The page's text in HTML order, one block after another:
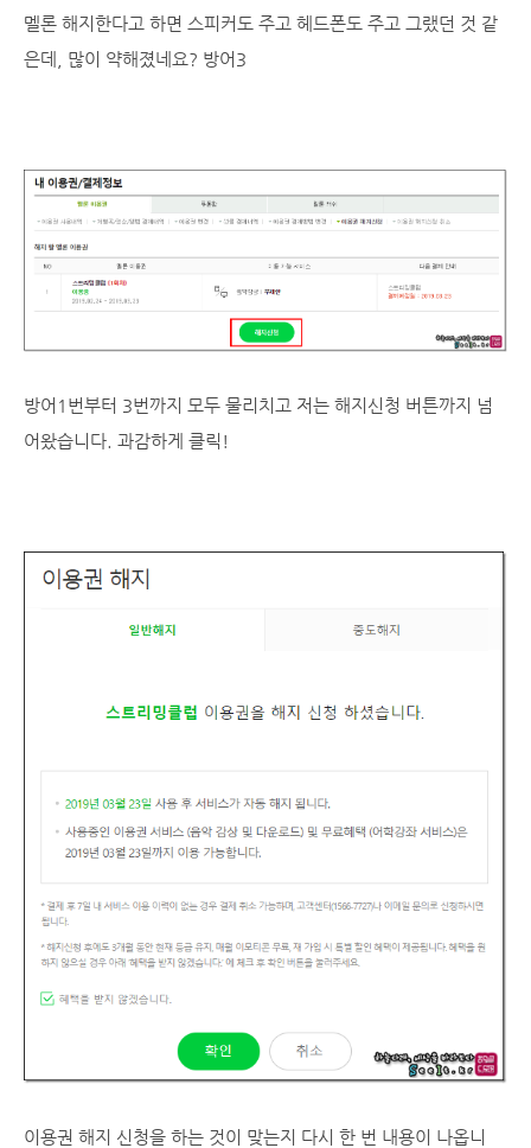
멜론 해지한다고 하면 스피커도 주고 헤드폰도 주고 그랬던 것 같
은데, 많이 약해졌네요? 방어3
방어1번부터 3번까지 모두 물리치고 저는 해지신청 버튼까지 넘
어왔습니다. 과감하게 클릭!
이용권 해지 신청을 하는 것이 맞는지 다시 한 번 내용이 나옵니